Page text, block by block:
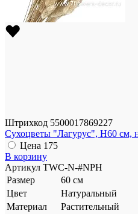
Штрихкод 5500017869227
Сухоцветы "Лагурус", H60 см,
Цена 175
В корзину
Артикул TWC-N-#NPH
Размер
60 см
Цвет
Натуральный
Материал
Растительный